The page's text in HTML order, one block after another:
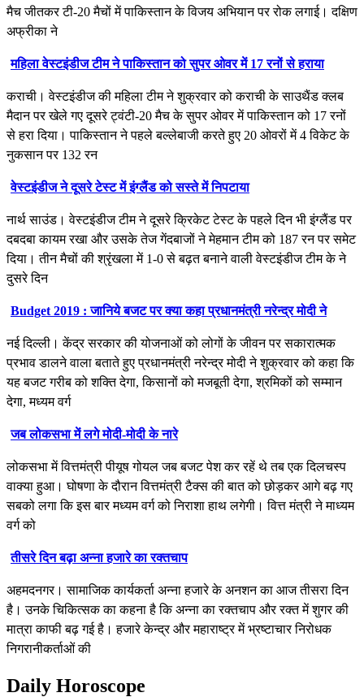
मैच जीतकर टी-20 मैचों में पाकिस्तान के विजय अभियान पर रोक लगाई। दक्षिण
अफ्रीका ने
महिला वेस्टइंडीज टीम ने पाकिस्तान को सुपर ओवर में 17 रनों से हराया
कराची। वेस्टइंडीज की महिला टीम ने शुक्रवार को कराची के साउथैंड क्लब
मैदान पर खेले गए दूसरे ट्वंटी-20 मैच के सुपर ओवर में पाकिस्तान को 17 रनों
से हरा दिया। पाकिस्तान ने पहले बल्लेबाजी करते हुए 20 ओवरों में 4 विकेट के
नुकसान पर 132 रन
वेस्टइंडीज ने दूसरे टेस्ट में इंग्लैंड को सस्ते में निपटाया
नार्थ साउंड। वेस्टइंडीज टीम ने दूसरे क्रिकेट टेस्ट के पहले दिन भी इंग्लैंड पर
दबदबा कायम रखा और उसके तेज गेंदबाजों ने मेहमान टीम को 187 रन पर समेट
दिया। तीन मैचों की श्रृंखला में 1-0 से बढ़त बनाने वाली वेस्टइंडीज टीम के ने
दुसरे दिन
Budget 2019 : जानिये बजट पर क्या कहा प्रधानमंत्री नरेन्द्र मोदी ने
नई दिल्ली। केंद्र सरकार की योजनाओं को लोगों के जीवन पर सकारात्मक
प्रभाव डालने वाला बताते हुए प्रधानमंत्री नरेन्द्र मोदी ने शुक्रवार को कहा कि
यह बजट गरीब को शक्ति देगा, किसानों को मजबूती देगा, श्रमिकों को सम्मान
देगा, मध्यम वर्ग
जब लोकसभा में लगे मोदी-मोदी के नारे
लोकसभा में वित्तमंत्री पीयूष गोयल जब बजट पेश कर रहें थे तब एक दिलचस्प
वाक्या हुआ। घोषणा के दौरान वित्तमंत्री टैक्स की बात को छोड़कर आगे बढ़ गए
सबको लगा कि इस बार मध्यम वर्ग को निराशा हाथ लगेगी। वित्त मंत्री ने माध्यम
वर्ग को
तीसरे दिन बढ़ा अन्ना हजारे का रक्तचाप
अहमदनगर। सामाजिक कार्यकर्ता अन्ना हजारे के अनशन का आज तीसरा दिन
है। उनके चिकित्सक का कहना है कि अन्ना का रक्तचाप और रक्त में शुगर की
मात्रा काफी बढ़ गई है। हजारे केन्द्र और महाराष्ट्र में भ्रष्टाचार निरोधक
निगरानीकर्ताओं की
Daily Horoscope